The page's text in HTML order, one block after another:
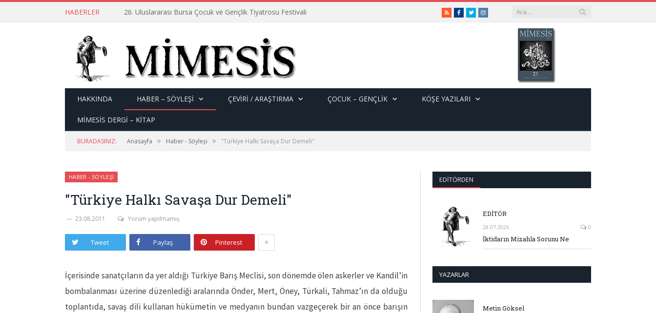
HABERLER 26. Uluslararası Bursa Çocuk ve Gençlik Tiyatrosu Festivali RSSFacebook
TwitterInstagram
HAKKINDA HABER – SÖYLEŞI ÇEVİRİ / ARAŞTIRMA ÇOCUK – GENÇLIK KÖŞE YAZILARI
MİMESİS DERGİ – KİTAP
BURADASINIZ: Anasayfa » Haber - Söyleşi » "Türkiye Halkı Savaşa Dur Demeli"
HABER - SÖYLEŞI
"Türkiye Halkı Savaşa Dur Demeli"
23.08.2011 Yorum yapılmamış
Tweet Paylaş Pinterest +
İçerisinde sanatçıların da yer aldığı Türkiye Barış Meclisi, son dönemde ölen askerler ve Kandil’in
bombalanması üzerine düzenlediği aralarında Önder, Mert, Öney, Türkali, Tahmaz’ın da olduğu
toplantıda, savaş dili kullanan hükümetin ve medyanın bundan vazgeçerek bir an önce barışın
EDITÖRDEN
EDİTÖR
28.07.2026 0
İktidarın Mizahla Sorunu Ne
YAZARLAR
Metin Göksel